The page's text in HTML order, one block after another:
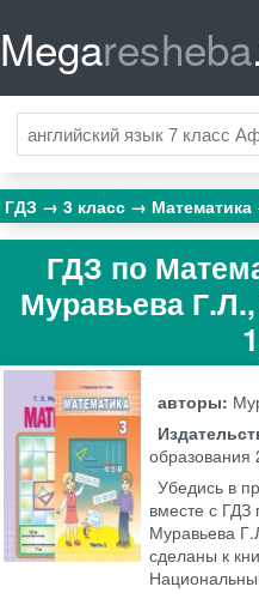
Megaresheba
ГДЗ 3 класс Математика
ГДЗ по
Муравьева
авторы:
образования
Убедись в
вместе с ГДЗ
Муравьева
сделаны к